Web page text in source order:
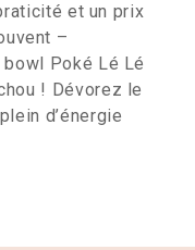
et un prix
–
Poké Lé Lé
! Dévorez le
d’énergie